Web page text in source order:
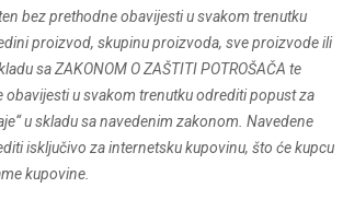
bez prethodne obavijesti u svakom trenutku
proizvod, skupinu proizvoda, sve proizvode ili
sa ZAKONOM O ZAŠTITI POTROŠAČA te
obavijesti u svakom trenutku odrediti popust za
u skladu sa navedenim zakonom. Navedene
isključivo za internetsku kupovinu, što će kupcu
kupovine.